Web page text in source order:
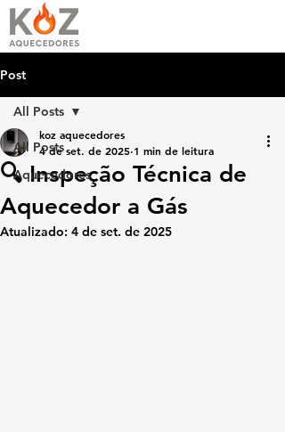
Post
All Posts
Aquecedores
All Posts
🔍 Inspeção Técnica de
Aquecedor a Gás
koz aquecedores
4 de set. de 2025 1 min de leitura
Atualizado: 4 de set. de 2025